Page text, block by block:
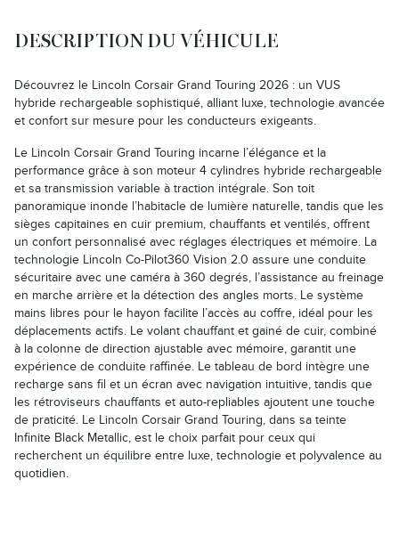
DESCRIPTION DU VÉHICULE
Découvrez le Lincoln Corsair Grand Touring 2026 : un VUS
hybride rechargeable sophistiqué, alliant luxe, technologie avancée
et confort sur mesure pour les conducteurs exigeants.
Le Lincoln Corsair Grand Touring incarne l’élégance et la
performance grâce à son moteur 4 cylindres hybride rechargeable
et sa transmission variable à traction intégrale. Son toit
panoramique inonde l’habitacle de lumière naturelle, tandis que les
sièges capitaines en cuir premium, chauffants et ventilés, offrent
un confort personnalisé avec réglages électriques et mémoire. La
technologie Lincoln Co-Pilot360 Vision 2.0 assure une conduite
sécuritaire avec une caméra à 360 degrés, l’assistance au freinage
en marche arrière et la détection des angles morts. Le système
mains libres pour le hayon facilite l’accès au coffre, idéal pour les
déplacements actifs. Le volant chauffant et gainé de cuir, combiné
à la colonne de direction ajustable avec mémoire, garantit une
expérience de conduite raffinée. Le tableau de bord intègre une
recharge sans fil et un écran avec navigation intuitive, tandis que
les rétroviseurs chauffants et auto-repliables ajoutent une touche
de praticité. Le Lincoln Corsair Grand Touring, dans sa teinte
Infinite Black Metallic, est le choix parfait pour ceux qui
recherchent un équilibre entre luxe, technologie et polyvalence au
quotidien.